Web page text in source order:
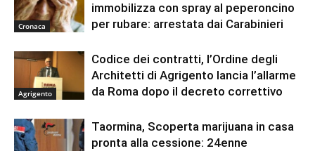
Cronaca
immobilizza con spray al peperoncino
per rubare: arrestata dai Carabinieri
Agrigento
Codice dei contratti, l’Ordine degli
Architetti di Agrigento lancia l’allarme
da Roma dopo il decreto correttivo
Taormina, Scoperta marijuana in casa
pronta alla cessione: 24enne